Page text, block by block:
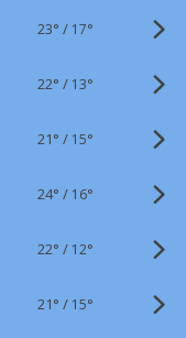
23° / 17°
22° / 13°
21° / 15°
24° / 16°
22° / 12°
21° / 15°